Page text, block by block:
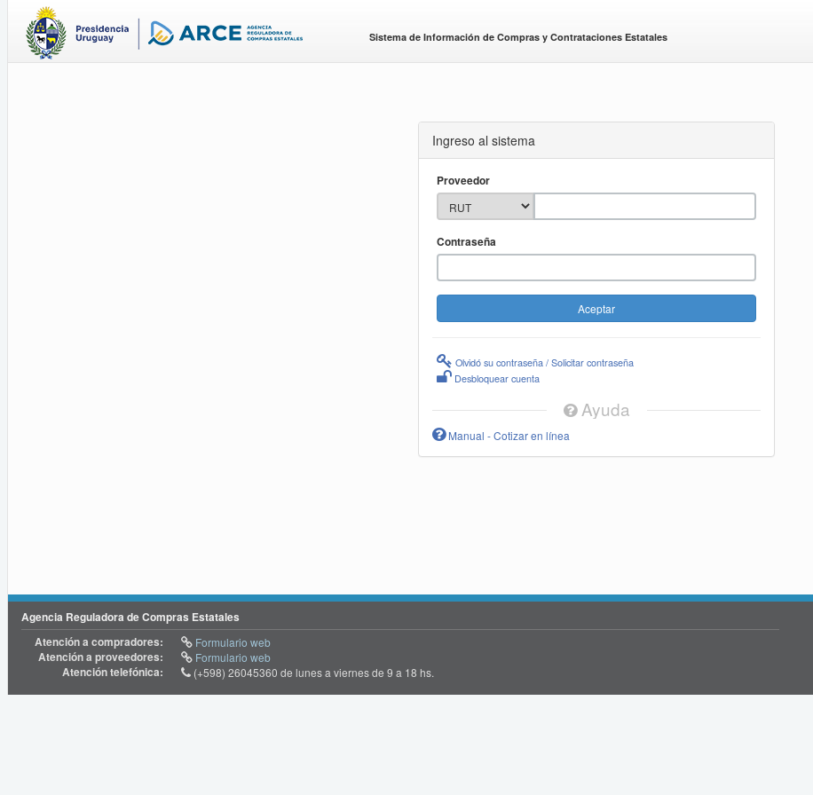
Sistema de Información de Compras y Contrataciones Estatales
Ingreso al sistema
Proveedor
Contraseña
Olvidó su contraseña / Solicitar contraseña
Desbloquear cuenta
Ayuda
Manual - Cotizar en línea
Agencia Reguladora de Compras Estatales
Atención a compradores:
Formulario web
Atención a proveedores: Formulario web
Atención telefónica: (+598) 26045360 de lunes a viernes de 9 a 18 hs.